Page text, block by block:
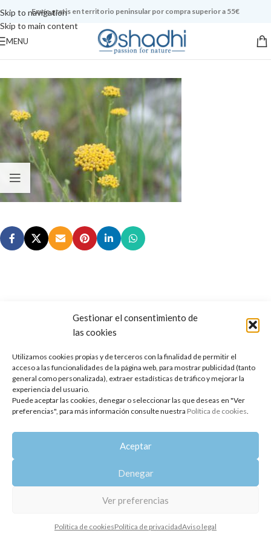
Gestionar el consentimiento de
las cookies
Utilizamos cookies propias y de terceros con la finalidad de permitir el
acceso a las funcionalidades de la página web, para mostrar publicidad (tanto
general como personalizada), extraer estadísticas de tráfico y mejorar la
experiencia del usuario.
Puede aceptar las cookies, denegar o seleccionar las que deseas en "Ver
preferencias", para más información consulte nuestra Política de cookies.
Aceptar
Denegar
Ver preferencias
Política de cookiesPolítica de privacidadAviso legal
Skip to navigation
Skip to main content
Envío gratis en territorio peninsular por compra superior a 55€
MENU
Copyright 2014-2025
Política de privacidad Aviso legal | Política de cookies